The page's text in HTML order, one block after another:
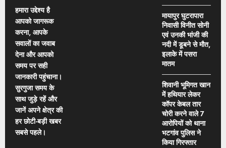
हमारा उद्देश्य है
आपको जागरूक
करना, आपके
सवालों का जवाब
देना और आपको
समय पर सही
जानकारी पहुंचाना।
सुरगुजा समय के
साथ जुड़े रहें और
जानें अपने क्षेत्र की
हर छोटी-बड़ी खबर
सबसे पहले।
मायापुर घुटरापारा
निवासी विनीत सोनी
एवं उनकी भांजी की
नदी में डूबने से मौत,
इलाके में पसरा
मातम
शिवानी भूमिगत खान
में हथियार लेकर
कॉपर केबल तार
चोरी करने वाले 7
आरोपियों को थाना
भटगांव पुलिस ने
किया गिरफ्तार